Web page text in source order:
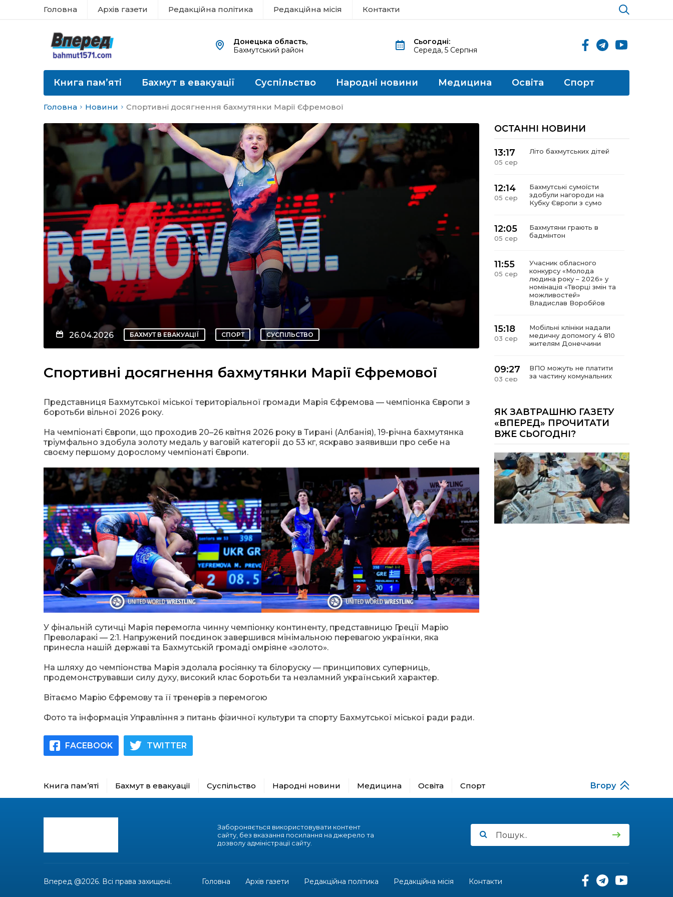
Головна Архів газети Редакційна політика Редакційна місія Контакти
Донецька область,
Бахмутський район
Сьогодні:
Середа, 5 Серпня
Книга пам’яті Бахмут в евакуації Суспільство Народні новини Медицина Освіта Спорт
Головна Новини Спортивні досягнення бахмутянки Марії Єфремової
26.04.2026 БАХМУТ В ЕВАКУАЦІЇ СПОРТ СУСПІЛЬСТВО
Спортивні досягнення бахмутянки Марії Єфремової
Представниця Бахмутської міської територіальної громади Марія Єфремова — чемпіонка Європи з
боротьби вільної 2026 року.
На чемпіонаті Європи, що проходив 20–26 квітня 2026 року в Тирані (Албанія), 19-річна бахмутянка
тріумфально здобула золоту медаль у ваговій категорії до 53 кг, яскраво заявивши про себе на
своєму першому дорослому чемпіонаті Європи.
У фінальній сутичці Марія перемогла чинну чемпіонку континенту, представницю Греції Марію
Преволаракі — 2:1. Напружений поєдинок завершився мінімальною перевагою українки, яка
принесла нашій державі та Бахмутській громаді омріяне «золото».
На шляху до чемпіонства Марія здолала росіянку та білоруску — принципових суперниць,
продемонструвавши силу духу, високий клас боротьби та незламний український характер.
Вітаємо Марію Єфремову та її тренерів з перемогою
Фото та інформація Управління з питань фізичної культури та спорту Бахмутської міської ради ради.
FACEBOOK TWITTER
ОСТАННІ НОВИНИ
13:17
05 сер
Літо бахмутських дітей
12:14
05 сер
Бахмутські сумоїсти
здобули нагороди на
Кубку Європи з сумо
12:05
05 сер
Бахмутяни грають в
бадмінтон
11:55
05 сер
Учасник обласного
конкурсу «Молода
людина року – 2026» у
номінація «Творці змін та
можливостей»
Владислав Воробйов
15:18
03 сер
Мобільні клініки надали
медичну допомогу 4 810
жителям Донеччини
09:27
03 сер
ВПО можуть не платити
за частину комунальних
14:12
01 сер
Досі ВПО? Юристка
розповіла, коли
переселенці втрачають
виплати та статус
внутрішньо переміщеної
14:04
01 сер
Учасниця обласного
конкурсу «Молода
людина року – 2026» у
номінації «Пульс життя»
Аліна Кулик
матеріальної допомоги
мешканцям Бахмутської
14:37
свято краси, мистецтва
14:31
Зустріч провідних
спортсменів і тренерів
ЯК ЗАВТРАШНЮ ГАЗЕТУ
«ВПЕРЕД» ПРОЧИТАТИ
ВЖЕ СЬОГОДНІ?
Книга пам’яті Бахмут в евакуації Суспільство Народні новини Медицина Освіта Спорт Вгору
Забороняється використовувати контент
сайту, без вказання посилання на джерело та
дозволу адміністрації сайту.
Вперед @2026. Всі права захищені. Головна Архів газети Редакційна політика Редакційна місія Контакти